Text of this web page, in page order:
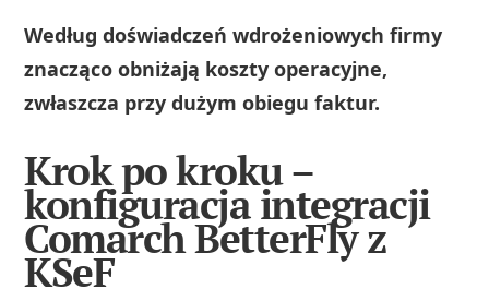
Według doświadczeń wdrożeniowych firmy
znacząco obniżają koszty operacyjne,
zwłaszcza przy dużym obiegu faktur.
Krok po kroku –
konfiguracja integracji
Comarch BetterFly z
KSeF